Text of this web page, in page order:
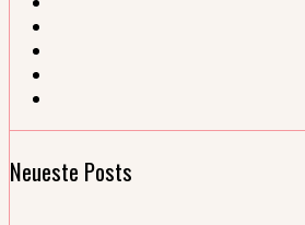
Neueste Posts